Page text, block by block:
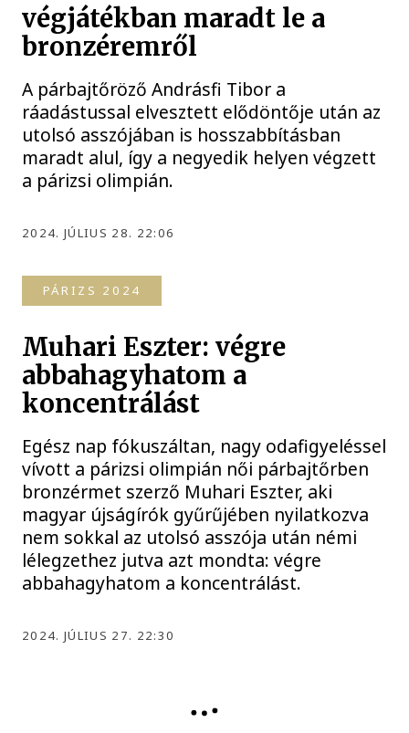
végjátékban maradt le a
bronzéremről
A párbajtőröző Andrásfi Tibor a
ráadástussal elvesztett elődöntője után az
utolsó asszójában is hosszabbításban
maradt alul, így a negyedik helyen végzett
a párizsi olimpián.
2024. JÚLIUS 28. 22:06
PÁRIZS 2024
Muhari Eszter: végre
abbahagyhatom a
koncentrálást
Egész nap fókuszáltan, nagy odafigyeléssel
vívott a párizsi olimpián női párbajtőrben
bronzérmet szerző Muhari Eszter, aki
magyar újságírók gyűrűjében nyilatkozva
nem sokkal az utolsó asszója után némi
lélegzethez jutva azt mondta: végre
abbahagyhatom a koncentrálást.
2024. JÚLIUS 27. 22:30